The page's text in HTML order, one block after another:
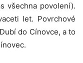
všechna povolení).
let. Povrchové
do Cínovce, a to